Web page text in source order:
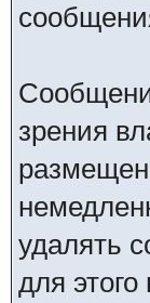
зрения
удалять
для